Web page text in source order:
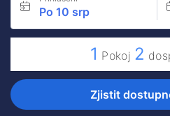
Po 10 srp
1 Pokoj 2
Zjistit